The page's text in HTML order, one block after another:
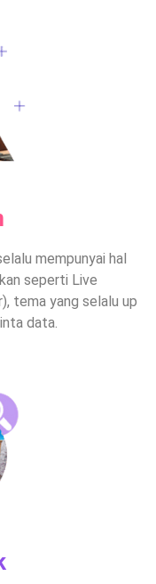
mempunyai hal
seperti Live
tema yang selalu up
data.